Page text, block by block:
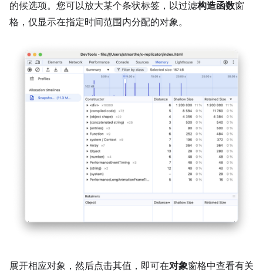
的候选项。您可以放大某个条状标签，以过滤构造函数窗
格，仅显示在指定时间范围内分配的对象。
展开相应对象，然后点击其值，即可在对象窗格中查看有关